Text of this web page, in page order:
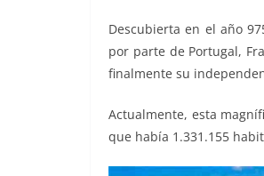
Descubierta en el año
por parte de Portugal,
finalmente su
Actualmente, esta
que había 1.331.155